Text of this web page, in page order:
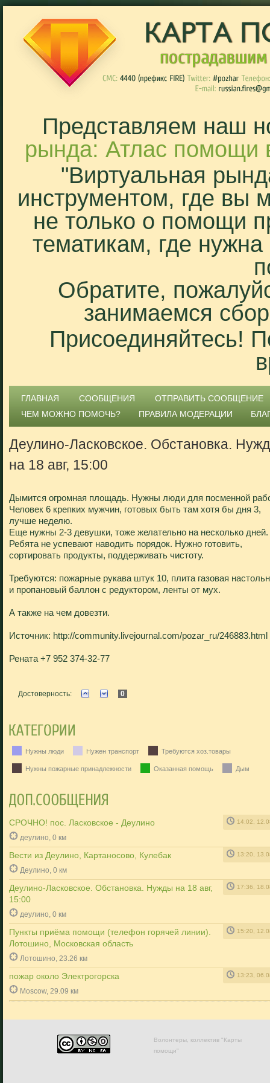
Представляем наш
рында: Атлас помощи
"Виртуальная
инструментом, где вы
не только о помощи
тематикам, где
Обратите,
занимаемся
Присоединяйтесь!
ГЛАВНАЯ СООБЩЕНИЯ
ОТПРАВИТЬ СООБЩЕНИЕ
ЧЕМ МОЖНО ПОМОЧЬ?
ПРАВИЛА МОДЕРАЦИИ
Деулино-Ласковское. Обстановка.
на 18 авг, 15:00
Дымится огромная площадь. Нужны люди для посменной
Человек 6 крепких мужчин, готовых быть там хотя бы дня 3,
лучше неделю.
Еще нужны 2-3 девушки, тоже желательно на несколько дней.
Ребята не успевают наводить порядок. Нужно готовить,
сортировать продукты, поддерживать чистоту.
Требуются: пожарные рукава штук 10, плита газовая
и пропановый баллон с редуктором, ленты от мух.
А также на чем довезти.
Источник: http://community.livejournal.com/pozar_ru/246883.html
Рената +7 952 374-32-77
Достоверность: 0
Нужны люди Нужен транспорт Требуются хоз.товары
Нужны пожарные принадлежности Оказанная помощь Дым
СРОЧНО! пос. Ласковское - Деулино 14:02,
деулино, 0 км
Вести из Деулино, Картаносово, Кулебак 13:20,
Деулино, 0 км
Деулино-Ласковское. Обстановка. Нужды на 18 авг,
15:00
17:36,
деулино, 0 км
Пункты приёма помощи (телефон горячей линии).
Лотошино, Московская область
15:20,
Лотошино, 23.26 км
пожар около Электрогорска 13:23,
Moscow, 29.09 км
Волонтеры, коллектив "Карты
помощи"